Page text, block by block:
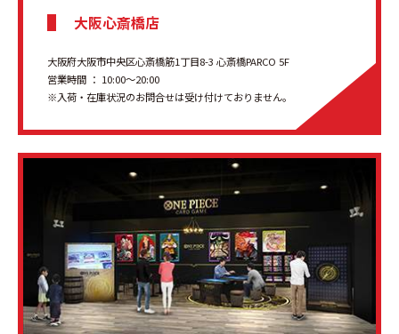
大阪心斎橋店
大阪府大阪市中央区心斎橋筋1丁目8-3 心斎橋PARCO 5F
営業時間 ： 10:00〜20:00
※入荷・在庫状況のお問合せは受け付けておりません。